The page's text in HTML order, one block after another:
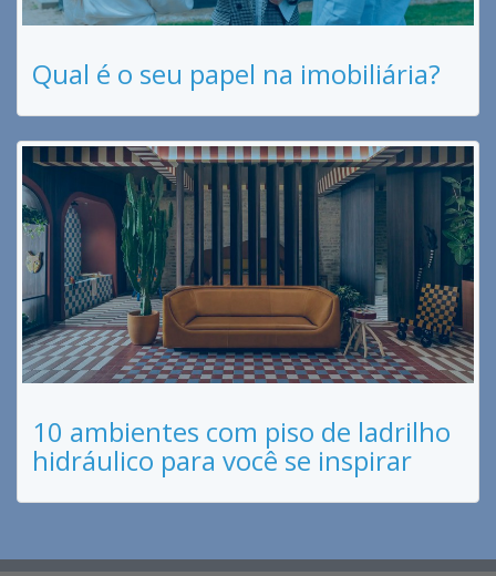
Qual é o seu papel na imobiliária?
10 ambientes com piso de ladrilho
hidráulico para você se inspirar